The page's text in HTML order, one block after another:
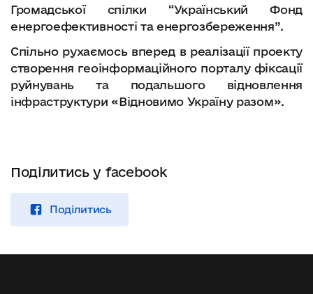
Громадської спілки “Український Фонд
енергоефективності та енергозбереження”.
Спільно рухаємось вперед в реалізації проекту
створення геоінформаційного порталу фіксації
руйнувань та подальшого відновлення
інфраструктури «Відновимо Україну разом».
Поділитись у facebook
Поділитись